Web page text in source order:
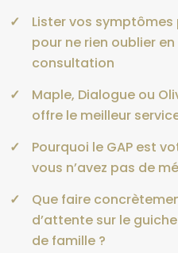
Lister vos
pour ne rien oublier
consultation
Maple, Dialogue ou
offre le meilleur
Pourquoi le GAP est
vous n’avez pas de
Que faire
d’attente sur le
de famille ?